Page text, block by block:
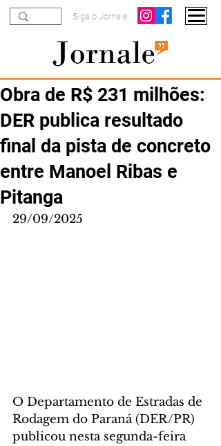
Siga o Jornale
Obra de R$ 231 milhões:
DER publica resultado
final da pista de concreto
entre Manoel Ribas e
Pitanga
29/09/2025
O Departamento de Estradas de
Rodagem do Paraná (DER/PR)
publicou nesta segunda-feira